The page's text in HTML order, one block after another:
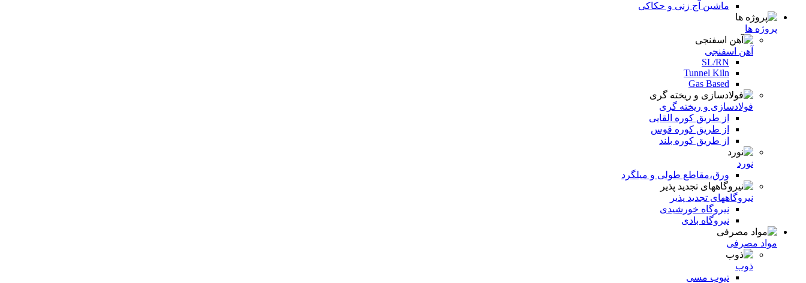
ماشین آج زنی و حکاکی
پروژه ها
آهن اسفنجی
SL/RN
Tunnel Kiln
Gas Based
فولادسازی و ریخته گری
از طریق کوره القایی
از طریق کوره قوس
از طریق کوره بلند
نورد
ورق،مقاطع طولی و میلگرد
نیروگاههای تجدید پذیر
نیروگاه خورشیدی
نیروگاه بادی
مواد مصرفی
ذوب
تیوب مسی